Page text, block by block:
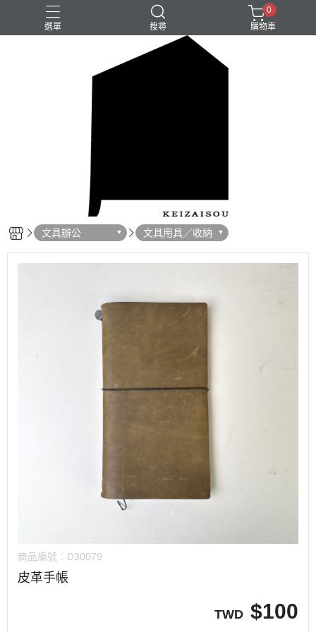
選單 搜尋
0
購物車
文具辦公 文具用具／收納
商品編號： D30079
皮革手帳
TWD $100